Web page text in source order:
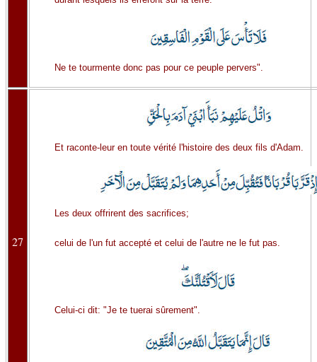
Ne te tourmente donc pas pour ce peuple pervers".
27
Et raconte-leur en toute vérité l'histoire des deux fils d'Adam.
Les deux offrirent des sacrifices;
celui de l'un fut accepté et celui de l'autre ne le fut pas.
Celui-ci dit: "Je te tuerai sûrement".